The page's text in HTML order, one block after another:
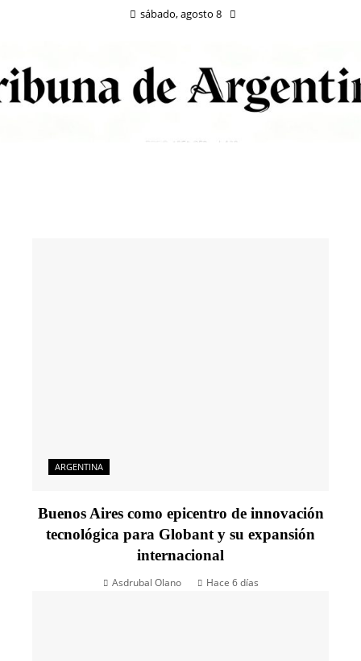
sábado, agosto 8
ARGENTINA
Buenos Aires como epicentro de innovación
tecnológica para Globant y su expansión
internacional
Asdrubal Olano Hace 6 días